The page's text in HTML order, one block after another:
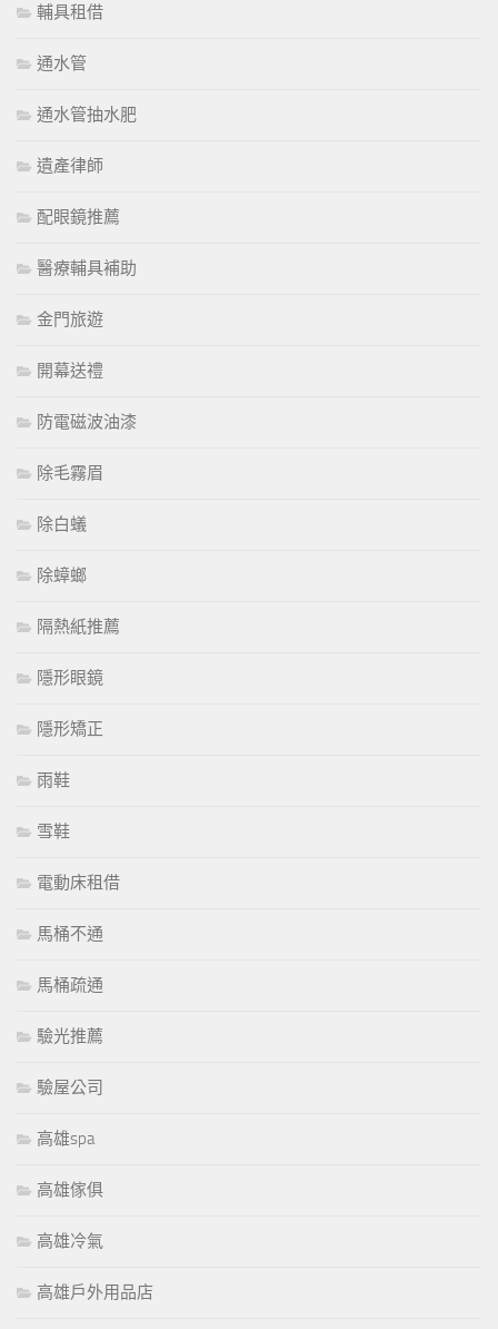
輔具租借
通水管
通水管抽水肥
遺產律師
配眼鏡推薦
醫療輔具補助
金門旅遊
開幕送禮
防電磁波油漆
除毛霧眉
除白蟻
除蟑螂
隔熱紙推薦
隱形眼鏡
隱形矯正
雨鞋
雪鞋
電動床租借
馬桶不通
馬桶疏通
驗光推薦
驗屋公司
高雄spa
高雄傢俱
高雄冷氣
高雄戶外用品店